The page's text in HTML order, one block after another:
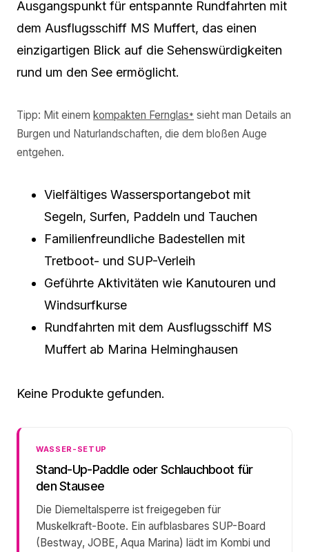
Ausgangspunkt für entspannte Rundfahrten mit
dem Ausflugsschiff MS Muffert, das einen
einzigartigen Blick auf die Sehenswürdigkeiten
rund um den See ermöglicht.
Tipp: Mit einem kompakten Fernglas* sieht man Details an
Burgen und Naturlandschaften, die dem bloßen Auge
entgehen.
Vielfältiges Wassersportangebot mit
Segeln, Surfen, Paddeln und Tauchen
Familienfreundliche Badestellen mit
Tretboot- und SUP-Verleih
Geführte Aktivitäten wie Kanutouren und
Windsurfkurse
Rundfahrten mit dem Ausflugsschiff MS
Muffert ab Marina Helminghausen
Keine Produkte gefunden.
WASSER-SETUP
Stand-Up-Paddle oder Schlauchboot für
den Stausee
Die Diemeltalsperre ist freigegeben für
Muskelkraft-Boote. Ein aufblasbares SUP-Board
(Bestway, JOBE, Aqua Marina) lädt im Kombi und